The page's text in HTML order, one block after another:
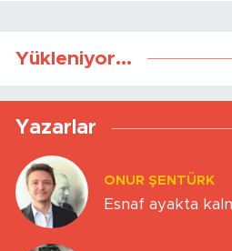
Yükleniyor...
Yazarlar
ONUR ŞENTÜRK
Esnaf ayakta